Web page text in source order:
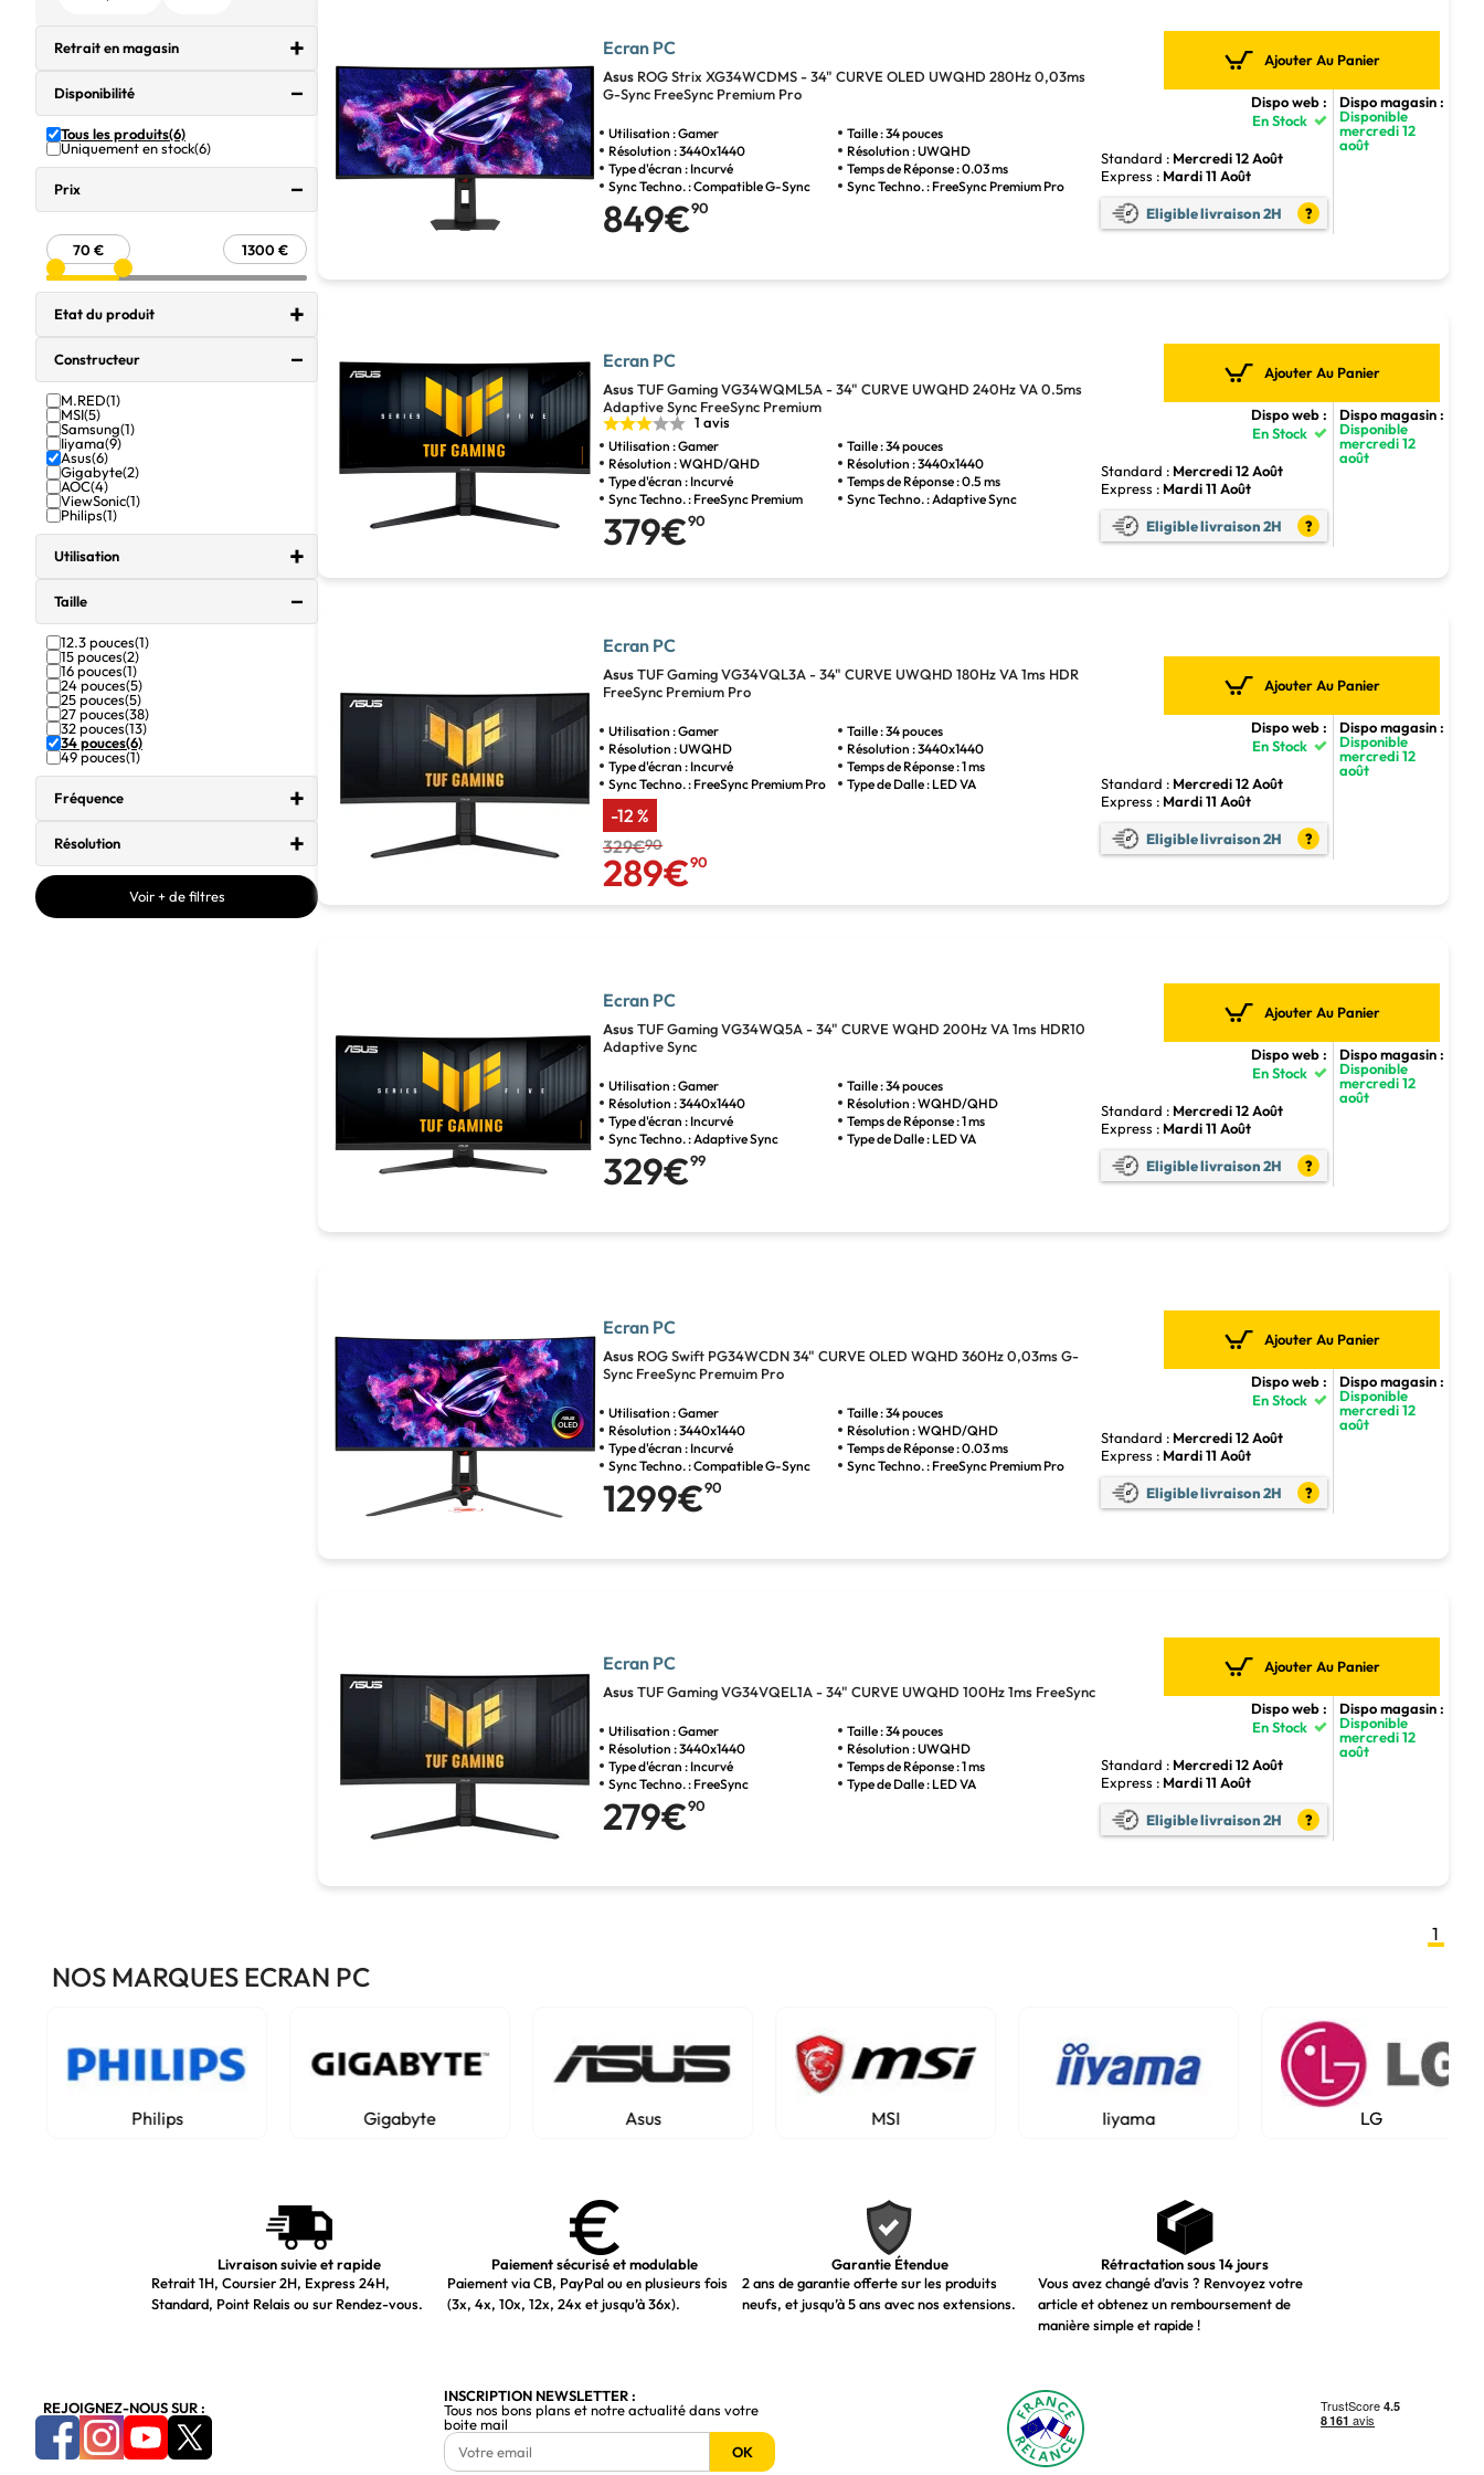
Retrait en magasin
Disponibilité
Tous les produits(6)
Uniquement en stock(6)
Prix
Etat du produit
Constructeur
M.RED(1)
MSI(5)
Samsung(1)
Iiyama(9)
Asus(6)
Gigabyte(2)
AOC(4)
ViewSonic(1)
Philips(1)
Utilisation
Taille
12.3 pouces(1)
15 pouces(2)
16 pouces(1)
24 pouces(5)
25 pouces(5)
27 pouces(38)
32 pouces(13)
34 pouces(6)
49 pouces(1)
Fréquence
Résolution
Voir + de filtres
Ecran PC
Asus ROG Strix XG34WCDMS - 34" CURVE OLED UWQHD 280Hz 0,03ms
G-Sync FreeSync Premium Pro
Utilisation : Gamer
Taille : 34 pouces
Résolution : 3440x1440
Résolution : UWQHD
Type d'écran : Incurvé
Temps de Réponse : 0.03 ms
Sync Techno. : Compatible G-Sync
Sync Techno. : FreeSync Premium Pro
849€90
Ajouter Au Panier
Dispo web :
En Stock
Standard : Mercredi 12 Août
Express : Mardi 11 Août
Eligible livraison 2H ?
Dispo magasin :
Disponible
mercredi 12
août
Ecran PC
AsusTUF Gaming VG34WQML5A - 34" CURVE UWQHD 240Hz VA 0.5ms
Adaptive Sync FreeSync Premium
1 avis
Utilisation : Gamer
Taille : 34 pouces
Résolution : WQHD/QHD
Résolution : 3440x1440
Type d'écran : Incurvé
Temps de Réponse : 0.5 ms
Sync Techno. : FreeSync Premium
Sync Techno. : Adaptive Sync
379€90
Ajouter Au Panier
Dispo web :
En Stock
Standard : Mercredi 12 Août
Express : Mardi 11 Août
Eligible livraison 2H ?
Dispo magasin :
Disponible
mercredi 12
août
Ecran PC
AsusTUF Gaming VG34VQL3A - 34" CURVE UWQHD 180Hz VA 1ms HDR
FreeSync Premium Pro
Utilisation : Gamer
Taille : 34 pouces
Résolution : UWQHD
Résolution : 3440x1440
Type d'écran : Incurvé
Temps de Réponse : 1 ms
Sync Techno. : FreeSync Premium Pro
Type de Dalle : LED VA
-12 %
329€90
289€90
Ajouter Au Panier
Dispo web :
En Stock
Standard : Mercredi 12 Août
Express : Mardi 11 Août
Eligible livraison 2H ?
Dispo magasin :
Disponible
mercredi 12
août
Ecran PC
AsusTUF Gaming VG34WQ5A - 34" CURVE WQHD 200Hz VA 1ms HDR10
Adaptive Sync
Utilisation : Gamer
Taille : 34 pouces
Résolution : 3440x1440
Résolution : WQHD/QHD
Type d'écran : Incurvé
Temps de Réponse : 1 ms
Sync Techno. : Adaptive Sync
Type de Dalle : LED VA
329€99
Ajouter Au Panier
Dispo web :
En Stock
Standard : Mercredi 12 Août
Express : Mardi 11 Août
Eligible livraison 2H ?
Dispo magasin :
Disponible
mercredi 12
août
Ecran PC
Asus ROG Swift PG34WCDN 34" CURVE OLED WQHD 360Hz 0,03ms G-
Sync FreeSync Premuim Pro
Utilisation : Gamer
Taille : 34 pouces
Résolution : 3440x1440
Résolution : WQHD/QHD
Type d'écran : Incurvé
Temps de Réponse : 0.03 ms
Sync Techno. : Compatible G-Sync
Sync Techno. : FreeSync Premium Pro
1299€90
Ajouter Au Panier
Dispo web :
En Stock
Standard : Mercredi 12 Août
Express : Mardi 11 Août
Eligible livraison 2H ?
Dispo magasin :
Disponible
mercredi 12
août
Ecran PC
AsusTUF Gaming VG34VQEL1A - 34" CURVE UWQHD 100Hz 1ms FreeSync
Utilisation : Gamer
Taille : 34 pouces
Résolution : 3440x1440
Résolution : UWQHD
Type d'écran : Incurvé
Temps de Réponse : 1 ms
Sync Techno. : FreeSync
Type de Dalle : LED VA
279€90
Ajouter Au Panier
Dispo web :
En Stock
Standard : Mercredi 12 Août
Express : Mardi 11 Août
Eligible livraison 2H ?
Dispo magasin :
Disponible
mercredi 12
août
1
NOS MARQUES ECRAN PC
Philips Gigabyte Asus MSI Iiyama LG
Livraison suivie et rapide
Retrait 1H, Coursier 2H, Express 24H,
Standard, Point Relais ou sur Rendez-vous.
Paiement sécurisé et modulable
Paiement via CB, PayPal ou en plusieurs fois
(3x, 4x, 10x, 12x, 24x et jusqu’à 36x).
Garantie Étendue
2 ans de garantie offerte sur les produits
neufs, et jusqu’à 5 ans avec nos extensions.
Rétractation sous 14 jours
Vous avez changé d’avis ? Renvoyez votre
article et obtenez un remboursement de
manière simple et rapide !
REJOIGNEZ-NOUS SUR :
INSCRIPTION NEWSLETTER :
Tous nos bons plans et notre actualité dans votre
boite mail
OK